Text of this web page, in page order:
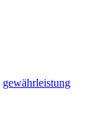
gewährleistung